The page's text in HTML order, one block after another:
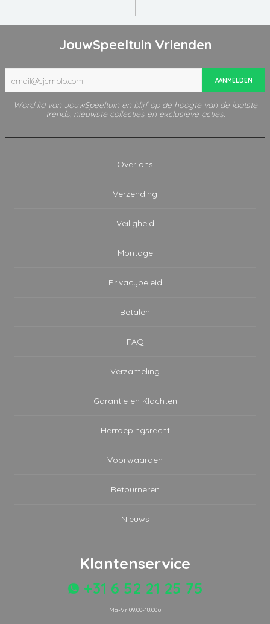
JouwSpeeltuin Vrienden
AANMELDEN
Word lid van JouwSpeeltuin en blijf op de hoogte van de laatste
trends, nieuwste collecties en exclusieve acties.
Over ons
Verzending
Veiligheid
Montage
Privacybeleid
Betalen
FAQ
Verzameling
Garantie en Klachten
Herroepingsrecht
Voorwaarden
Retourneren
Nieuws
Klantenservice
+31 6 52 21 25 75
Ma-Vr 09.00-18.00u